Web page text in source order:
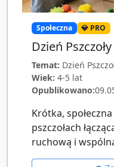
Społeczna 💎 PRO
Dzień Pszczoły
Temat: Dzień
Wiek: 4-5 lat
Opublikowano:
Krótka,
pszczołach
ruchową i